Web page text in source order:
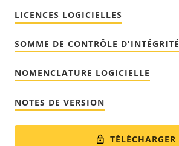
LICENCES LOGICIELLES
SOMME DE CONTRÔLE D'INTÉGRITÉ
NOMENCLATURE LOGICIELLE
NOTES DE VERSION
TÉLÉCHARGER